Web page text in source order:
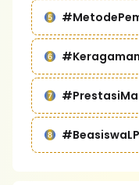
#Keragaman